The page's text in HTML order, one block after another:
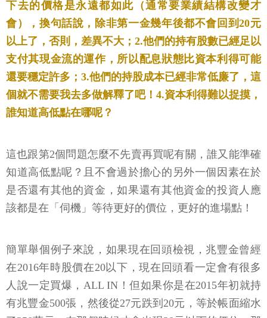
會），換句話說，除非第一金幾年後都不會回到20元
以上了，否則，差異不大；2.他們的持有股數已經足以
支付其現金流的運作，所以配息狀態比資本利得可能
還要穩定許多；3.他們的持股成本已經非常低廉了，這
個就不需要我去多做解釋了吧！4.資本利得難以捉摸，
誰知道高低點在哪呢？
知道高低點呢？且不會過於擔心的另外一個因素在於
是否還有其他的資金，如果還有其他資金的投資人應
該都是在「伺機」等待更好的價位，更好的進場點！
在2016年時股價在20以下，現在回頭看一定會有很多
人說一定買爆，ALL IN！但如果你是在2015年初就持
有兆豐金500張，然後從27元跌到20元，等於帳面縮水
了350萬元，在那個時候才會出現20元以下的價位，那